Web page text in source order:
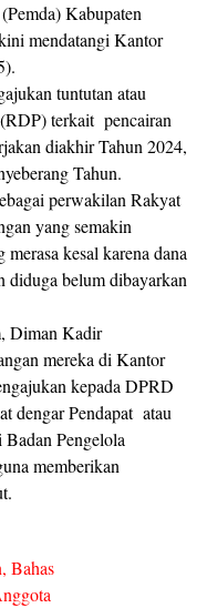
Kabupaten
mendatangi Kantor
tuntutan atau
terkait pencairan
diakhir Tahun 2024,
Tahun.
perwakilan Rakyat
yang semakin
kesal karena dana
diduga belum dibayarkan
Diman Kadir
mereka di Kantor
kepada DPRD
dengar Pendapat atau
Pengelola
memberikan
Bahas